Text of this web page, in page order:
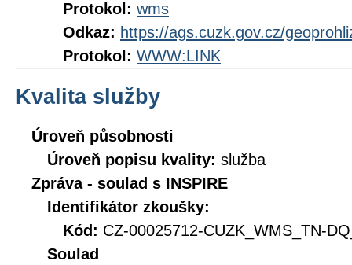
Protokol: wms
Odkaz: https://ags.cuzk.gov.cz/
Protokol: WWW:LINK
Kvalita služby
Úroveň působnosti
Úroveň popisu kvality: služba
Zpráva - soulad s INSPIRE
Identifikátor zkoušky:
Kód: CZ-00025712-CUZK_WMS_TN-
Soulad